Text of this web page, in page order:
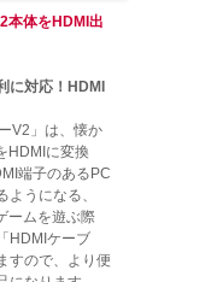
本体をHDMI出
に対応！HDMI
V2」は、懐か
HDMIに変換
端子のあるPC
うになる、
ームを遊ぶ際
HDMIケーブ
すので、より便